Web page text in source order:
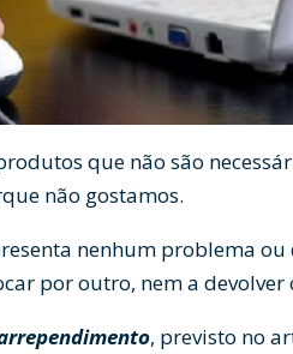
que não são
não gostamos.
nenhum problema ou
por outro, nem a devolver
, previsto no